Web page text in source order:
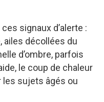
signaux d’alerte :
ailes décollées du
d’ombre, parfois
le coup de chaleur
les sujets âgés ou